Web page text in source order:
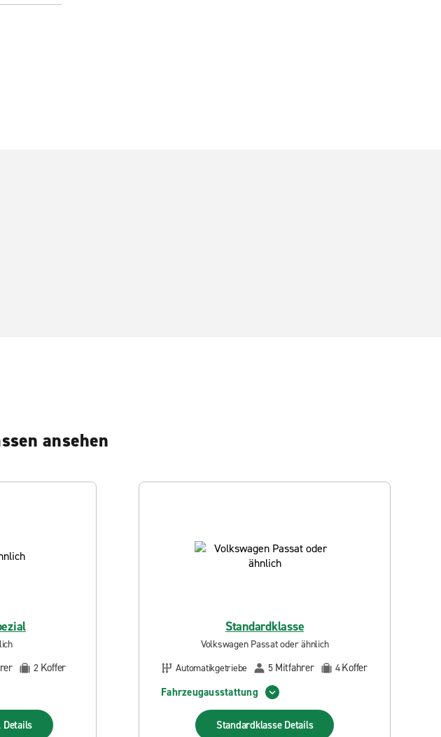
ansehen
2 Koffer
Details
Standardklasse
Volkswagen Passat oder ähnlich
Automatikgetriebe
5 Mitfahrer 4Koffer
Fahrzeugausstattung
Standardklasse Details